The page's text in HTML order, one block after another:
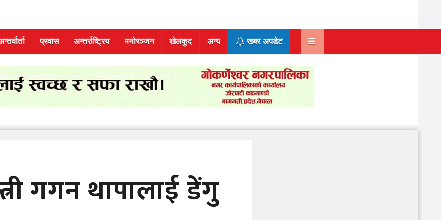
प्रवास अन्तर्राष्ट्रिय मनोरञ्जन खेलकुद अन्य खबर अपडेट
गगन थापालाई डेंगु